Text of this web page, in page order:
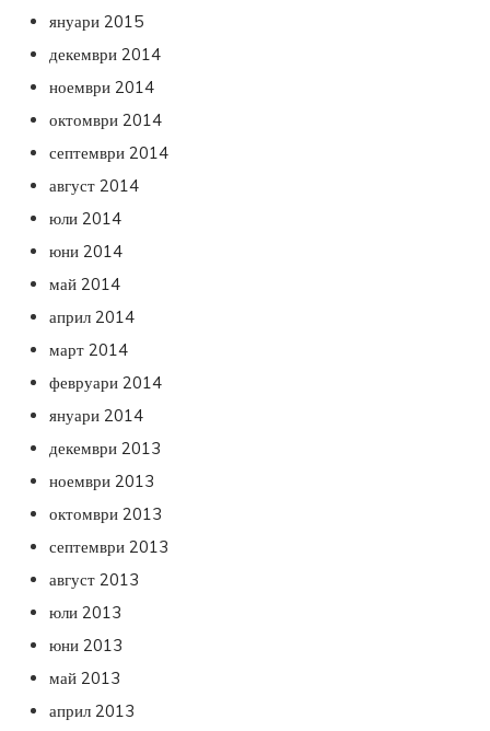
януари 2015
декември 2014
ноември 2014
октомври 2014
септември 2014
август 2014
юли 2014
юни 2014
май 2014
април 2014
март 2014
февруари 2014
януари 2014
декември 2013
ноември 2013
октомври 2013
септември 2013
август 2013
юли 2013
юни 2013
май 2013
април 2013